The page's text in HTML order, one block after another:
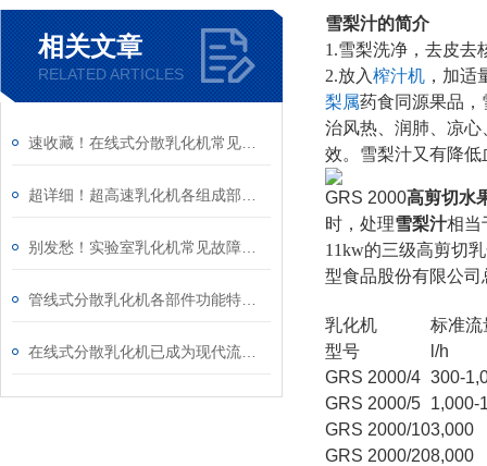
相关文章
RELATED ARTICLES
雪梨汁的简介
1.雪梨洗净，去皮去
2.放入榨汁机 ，加适
梨属药食同源果品
治风热、润肺、凉心
效。雪梨汁又有降
GRS 2000高剪切水
时，处理雪梨汁相当
11kw的三级高剪切
型食品股份有限公
乳化机
标准流
型号
l/h
GRS 2000/4 300-
GRS 2000/5 1,000-
GRS 2000/103,000
GRS 2000/208,000